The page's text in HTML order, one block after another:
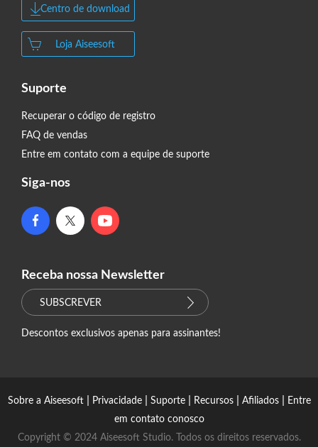
Centro de download
Loja Aiseesoft
Suporte
Recuperar o código de registro
FAQ de vendas
Entre em contato com a equipe de suporte
Siga-nos
Receba nossa Newsletter
SUBSCREVER
Descontos exclusivos apenas para assinantes!
Sobre a Aiseesoft| Privacidade| Suporte| Recursos| Afiliados|
Entre
em contato conosco
Copyright © 2024 Aiseesoft Studio. Todos os direitos reservados.